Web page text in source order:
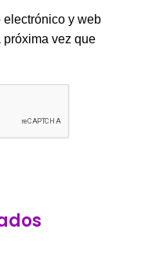
electrónico y web
vez que